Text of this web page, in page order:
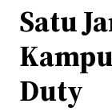
Satu
Duty